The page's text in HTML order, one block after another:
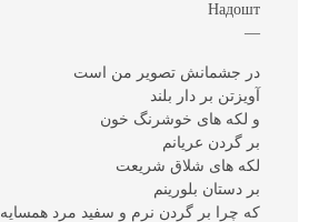
Надошт
—
در جشمانش تصویر من است
آویزتن بر دار بلند
و لکه های خوشرنگ خون
بر گردن عریانم
لکه های شلاق شریعت
بر دستان بلورینم
که چرا بر گردن نرم و سفید مرد همسایه